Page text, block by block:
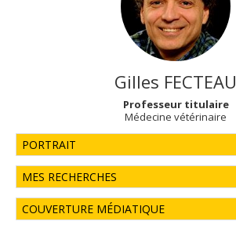
Gilles FECTEAU
Professeur titulaire
Médecine vétérinaire
PORTRAIT
MES RECHERCHES
COUVERTURE MÉDIATIQUE